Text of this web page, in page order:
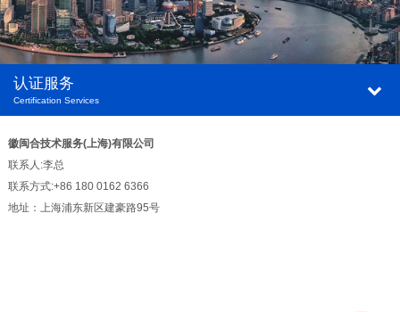
认证服务
Certification Services
徽闽合技术服务(上海)有限公司
联系人:李总
联系方式:+86 180 0162 6366
地址：上海浦东新区建豪路95号